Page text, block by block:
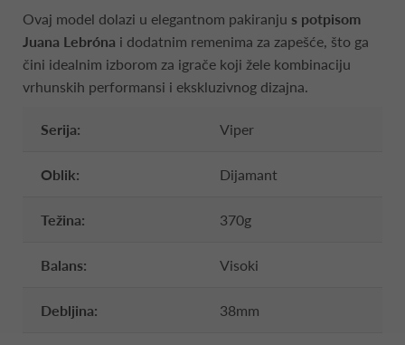
Ovaj model dolazi u elegantnom pakiranju s potpisom
Juana Lebróna i dodatnim remenima za zapešće, što ga
čini idealnim izborom za igrače koji žele kombinaciju
vrhunskih performansi i ekskluzivnog dizajna.
Serija: Viper
Oblik: Dijamant
Težina: 370g
Balans: Visoki
Debljina: 38mm